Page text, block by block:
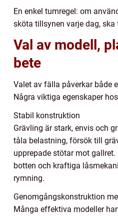
En enkel tumregel: om
sköta tillsynen varje dag,
Val av modell,
bete
Valet av fälla påverkar både
Några viktiga egenskaper
Stabil konstruktion
Grävling är stark, envis och
tåla belastning, försök till
upprepade stötar mot
botten och kraftiga
rymning.
Genomgångskonstruktion
Många effektiva modeller